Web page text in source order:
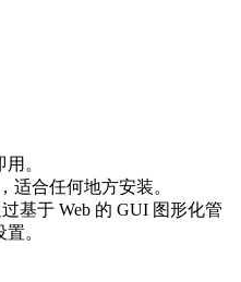
。
适合任何地方安装。
基于 Web 的 GUI 图形化管
。